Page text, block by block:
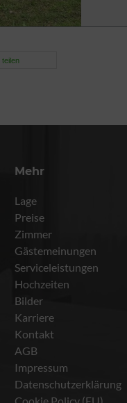
teilen
Mehr
Lage
Preise
Zimmer
Gästemeinungen
Serviceleistungen
Hochzeiten
Bilder
Karriere
Kontakt
AGB
Impressum
Datenschutzerklärung